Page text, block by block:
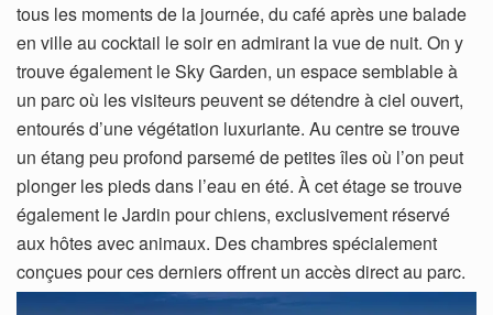
tous les moments de la journée, du café après une balade
en ville au cocktail le soir en admirant la vue de nuit. On y
trouve également le Sky Garden, un espace semblable à
un parc où les visiteurs peuvent se détendre à ciel ouvert,
entourés d’une végétation luxuriante. Au centre se trouve
un étang peu profond parsemé de petites îles où l’on peut
plonger les pieds dans l’eau en été. À cet étage se trouve
également le Jardin pour chiens, exclusivement réservé
aux hôtes avec animaux. Des chambres spécialement
conçues pour ces derniers offrent un accès direct au parc.